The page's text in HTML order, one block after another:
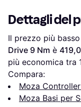
Dettagli del
Il prezzo più
Drive 9 Nm è
più economica tra
Compara:
Moza
Moza Basi per